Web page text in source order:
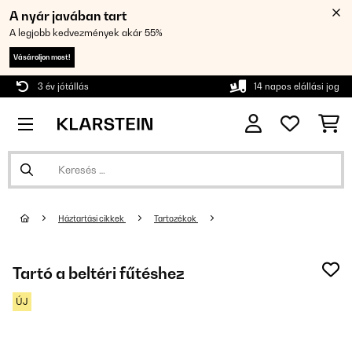
A nyár javában tart
A legjobb kedvezmények akár 55%
Vásároljon most!
3 év jótállás 14 napos elállási jog
Háztartási cikkek Tartozékok
Tartó a beltéri fűtéshez
ÚJ